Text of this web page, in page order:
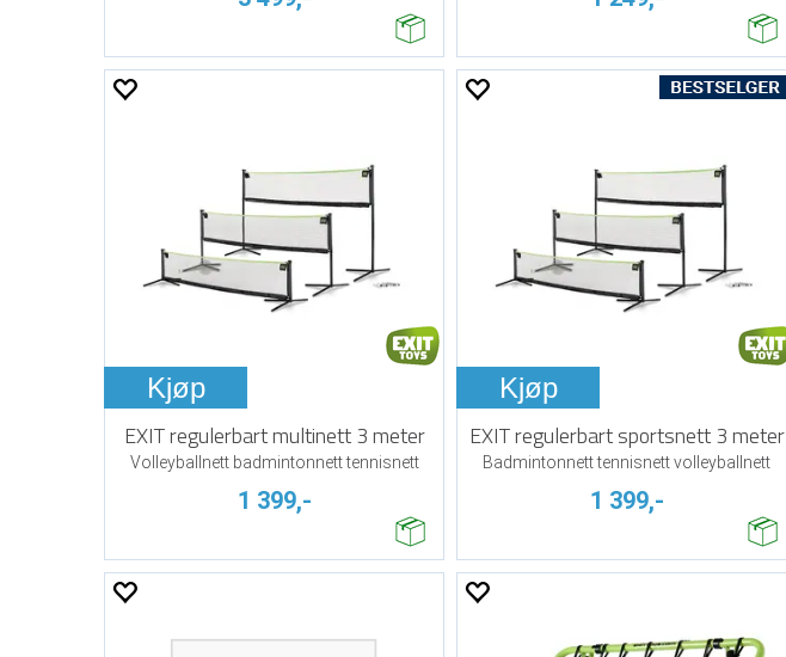
Kjøp
EXIT regulerbart multinett 3 meter
Volleyballnett badmintonnett tennisnett
1 399,-
Kjøp
EXIT regulerbart sportsnett 3 meter
Badmintonnett tennisnett volleyballnett
1 399,-